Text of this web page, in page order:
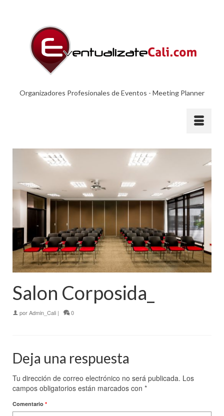
Organizadores Profesionales de Eventos - Meeting Planner
Salon Corposida_
porAdmin_Cali | 0
Deja una respuesta
Tu dirección de correo electrónico no será publicada. Los
campos obligatorios están marcados con *
Comentario *